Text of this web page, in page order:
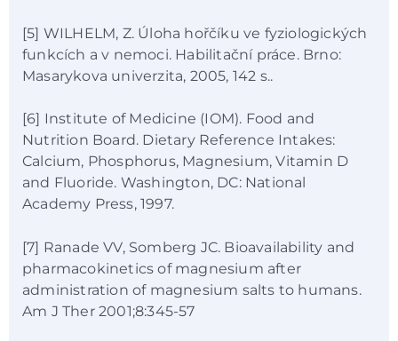
[5] WILHELM, Z. Úloha hořčíku ve fyziologických
funkcích a v nemoci. Habilitační práce. Brno:
Masarykova univerzita, 2005, 142 s..
[6] Institute of Medicine (IOM). Food and
Nutrition Board. Dietary Reference Intakes:
Calcium, Phosphorus, Magnesium, Vitamin D
and Fluoride. Washington, DC: National
Academy Press, 1997.
[7] Ranade VV, Somberg JC. Bioavailability and
pharmacokinetics of magnesium after
administration of magnesium salts to humans.
Am J Ther 2001;8:345-57